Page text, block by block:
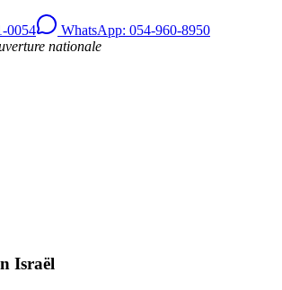
0054
WhatsApp: 054-960-8950
nationale
Israël